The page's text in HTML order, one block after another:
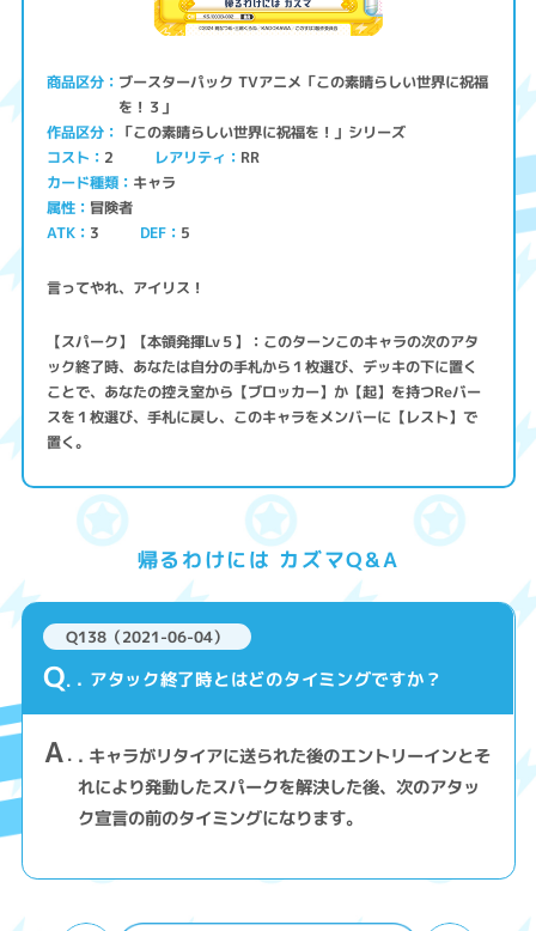
商品区分 ブースターパック TVアニメ「この素晴らしい世界に祝福
を！３」
作品区分 「この素晴らしい世界に祝福を！」シリーズ
コスト 2 レアリティ RR
カード種類 キャラ
属性 冒険者
ATK 3 DEF 5
言ってやれ、アイリス！
【スパーク】【本領発揮Lv５】：このターンこのキャラの次のアタ
ック終了時、あなたは自分の手札から１枚選び、デッキの下に置く
ことで、あなたの控え室から【ブロッカー】か【起】を持つReバー
スを１枚選び、手札に戻し、このキャラをメンバーに【レスト】で
置く。
帰るわけには カズマQ&A
Q138（2021-06-04）
Q . アタック終了時とはどのタイミングですか？
A . キャラがリタイアに送られた後のエントリーインとそ
れにより発動したスパークを解決した後、次のアタッ
ク宣言の前のタイミングになります。